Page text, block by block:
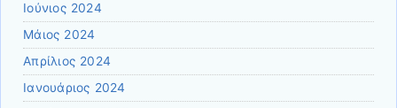
Ιούνιος 2024
Μάιος 2024
Απρίλιος 2024
Ιανουάριος 2024